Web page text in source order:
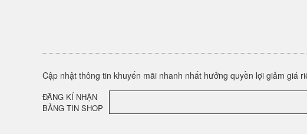
Cập nhật thông tin khuyến mãi nhanh nhất hưởng quyền lợi giảm giá
ĐĂNG KÍ NHẬN
BẢNG TIN SHOP